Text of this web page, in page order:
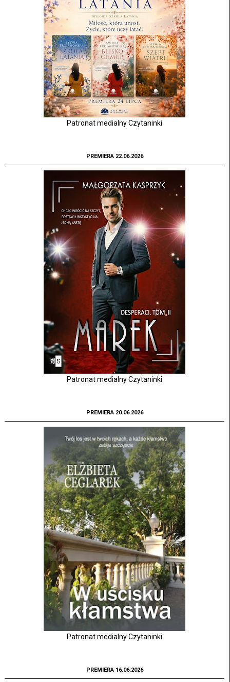
Patronat medialny Czytaninki
PREMIERA 22.06.2026
Patronat medialny Czytaninki
PREMIERA 20.06.2026
Patronat medialny Czytaninki
PREMIERA 16.06.2026